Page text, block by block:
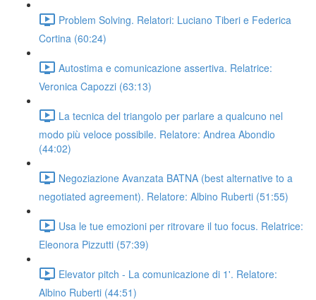
Problem Solving. Relatori: Luciano Tiberi e Federica
Cortina (60:24)
Autostima e comunicazione assertiva. Relatrice:
Veronica Capozzi (63:13)
La tecnica del triangolo per parlare a qualcuno nel
modo più veloce possibile. Relatore: Andrea Abondio
(44:02)
Negoziazione Avanzata BATNA (best alternative to a
negotiated agreement). Relatore: Albino Ruberti (51:55)
Usa le tue emozioni per ritrovare il tuo focus. Relatrice:
Eleonora Pizzutti (57:39)
Elevator pitch - La comunicazione di 1'. Relatore:
Albino Ruberti (44:51)